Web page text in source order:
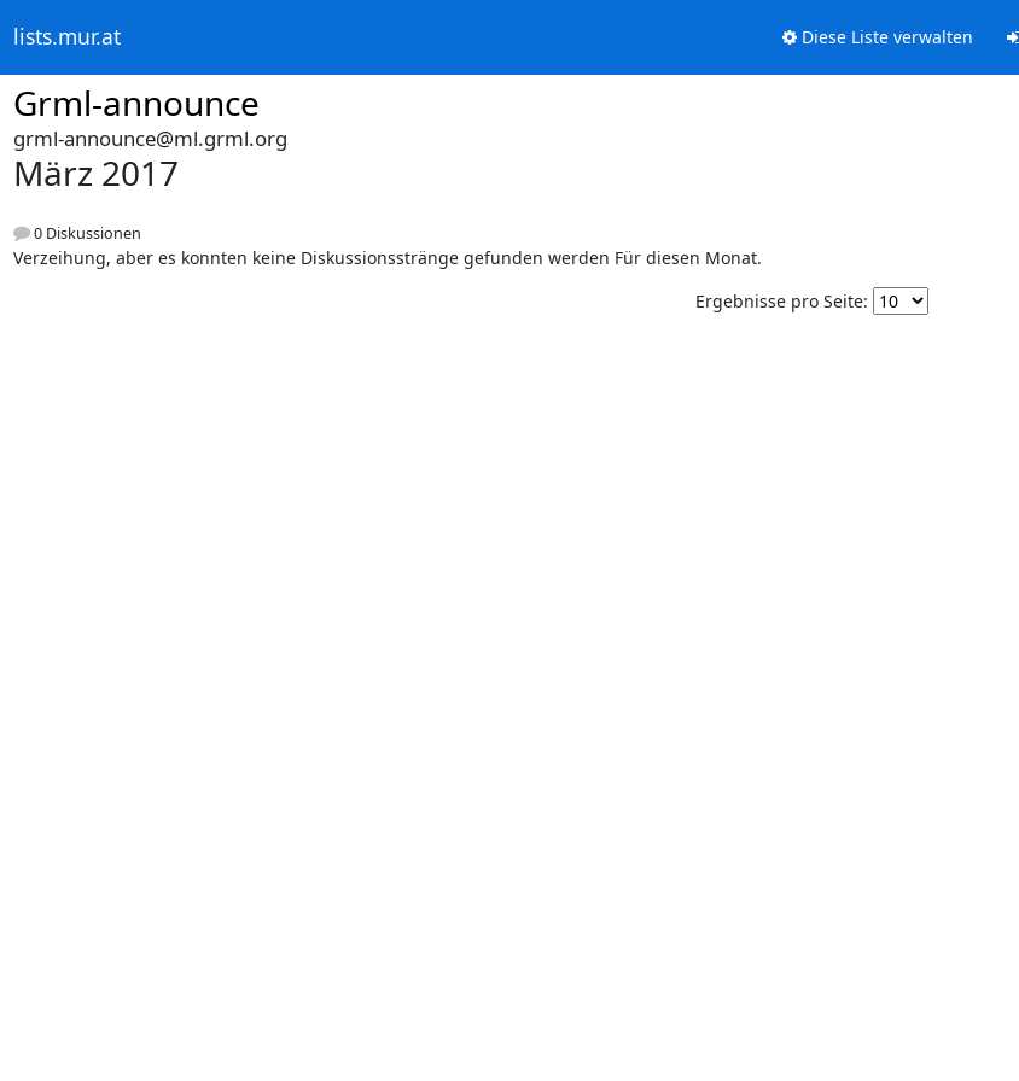
lists.mur.at Diese Liste verwalten
Grml-announce
grml-announce@ml.grml.org
März 2017
0 Diskussionen
Verzeihung, aber es konnten keine Diskussionsstränge gefunden werden Für diesen Monat.
Ergebnisse pro Seite: